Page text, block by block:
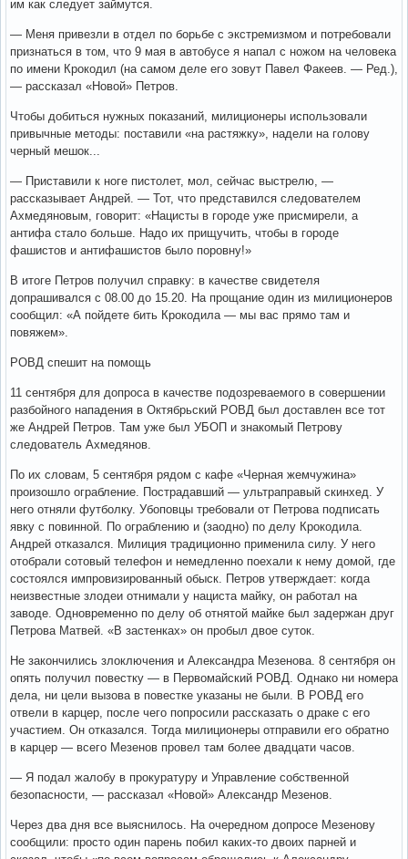
им как следует займутся.
— Меня привезли в отдел по борьбе с экстремизмом и потребовали
признаться в том, что 9 мая в автобусе я напал с ножом на человека
по имени Крокодил (на самом деле его зовут Павел Факеев. — Ред.),
— рассказал «Новой» Петров.
Чтобы добиться нужных показаний, милиционеры использовали
привычные методы: поставили «на растяжку», надели на голову
черный мешок...
— Приставили к ноге пистолет, мол, сейчас выстрелю, —
рассказывает Андрей. — Тот, что представился следователем
Ахмедяновым, говорит: «Нацисты в городе уже присмирели, а
антифа стало больше. Надо их прищучить, чтобы в городе
фашистов и антифашистов было поровну!»
В итоге Петров получил справку: в качестве свидетеля
допрашивался с 08.00 до 15.20. На прощание один из милиционеров
сообщил: «А пойдете бить Крокодила — мы вас прямо там и
повяжем».
РОВД спешит на помощь
11 сентября для допроса в качестве подозреваемого в совершении
разбойного нападения в Октябрьский РОВД был доставлен все тот
же Андрей Петров. Там уже был УБОП и знакомый Петрову
следователь Ахмедянов.
По их словам, 5 сентября рядом с кафе «Черная жемчужина»
произошло ограбление. Пострадавший — ультраправый скинхед. У
него отняли футболку. Убоповцы требовали от Петрова подписать
явку с повинной. По ограблению и (заодно) по делу Крокодила.
Андрей отказался. Милиция традиционно применила силу. У него
отобрали сотовый телефон и немедленно поехали к нему домой, где
состоялся импровизированный обыск. Петров утверждает: когда
неизвестные злодеи отнимали у нациста майку, он работал на
заводе. Одновременно по делу об отнятой майке был задержан друг
Петрова Матвей. «В застенках» он пробыл двое суток.
Не закончились злоключения и Александра Мезенова. 8 сентября он
опять получил повестку — в Первомайский РОВД. Однако ни номера
дела, ни цели вызова в повестке указаны не были. В РОВД его
отвели в карцер, после чего попросили рассказать о драке с его
участием. Он отказался. Тогда милиционеры отправили его обратно
в карцер — всего Мезенов провел там более двадцати часов.
— Я подал жалобу в прокуратуру и Управление собственной
безопасности, — рассказал «Новой» Александр Мезенов.
Через два дня все выяснилось. На очередном допросе Мезенову
сообщили: просто один парень побил каких-то двоих парней и